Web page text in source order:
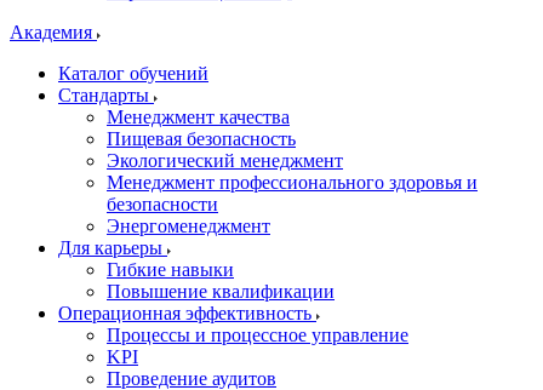
Академия
Каталог обучений
Стандарты
Менеджмент качества
Пищевая безопасность
Экологический менеджмент
Менеджмент профессионального здоровья и
безопасности
Энергоменеджмент
Для карьеры
Гибкие навыки
Повышение квалификации
Операционная эффективность
Процессы и процессное управление
KPI
Проведение аудитов